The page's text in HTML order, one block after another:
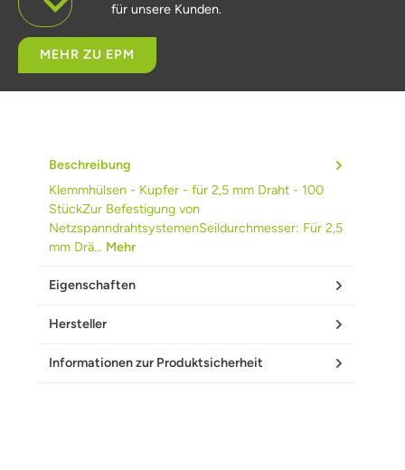
für unsere Kunden.
MEHR ZU EPM
Beschreibung
Klemmhülsen - Kupfer - für 2,5 mm Draht - 100
StückZur Befestigung von
NetzspanndrahtsystemenSeildurchmesser: Für 2,5
mm Drä… Mehr
Eigenschaften
Hersteller
Informationen zur Produktsicherheit